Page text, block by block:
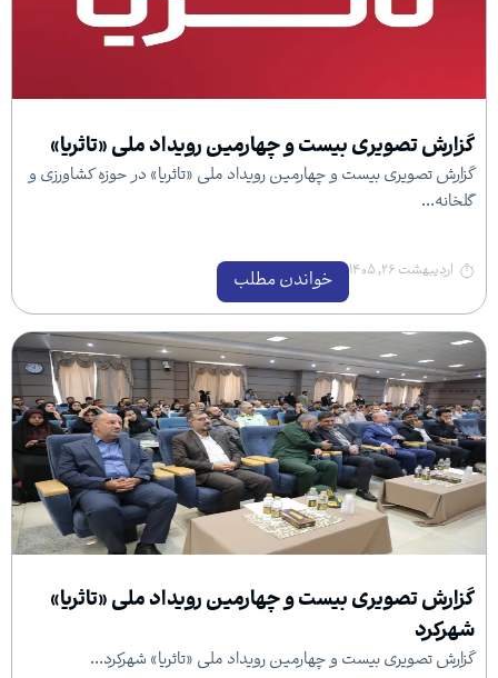
بیست و چهارمین رویداد ملی «تاثریا»
بیست و چهارمین رویداد ملی «تاثریا» در حوزه کشاورزی و
خواندن مطلب
بیست و چهارمین رویداد ملی «تاثریا»
بیست و چهارمین رویداد ملی «تاثریا» شهرکرد...